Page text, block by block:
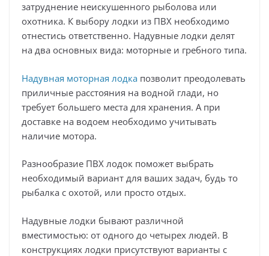
затруднение неискушенного рыболова или
охотника. К выбору лодки из ПВХ необходимо
отнестись ответственно. Надувные лодки делят
на два основных вида: моторные и гребного типа.
Надувная моторная лодка позволит преодолевать
приличные расстояния на водной глади, но
требует большего места для хранения. А при
доставке на водоем необходимо учитывать
наличие мотора.
Разнообразие ПВХ лодок поможет выбрать
необходимый вариант для ваших задач, будь то
рыбалка с охотой, или просто отдых.
Надувные лодки бывают различной
вместимостью: от одного до четырех людей. В
конструкциях лодки присутствуют варианты с